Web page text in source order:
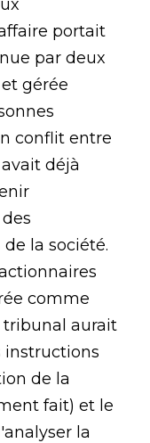
portait
par deux
gérée
conflit entre
déjà
la société.
comme
tribunal aurait
instructions
de la
fait) et le
la